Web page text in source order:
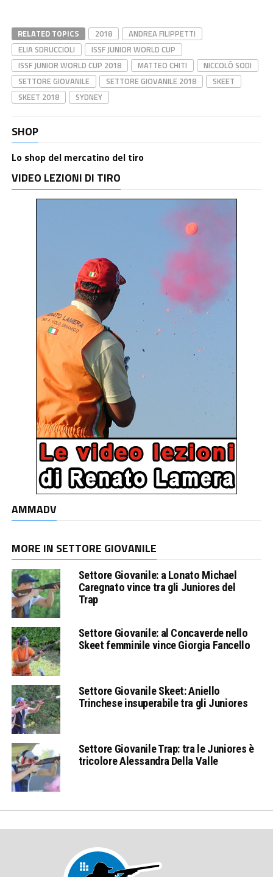
RELATED TOPICS 2018
ANDREA FILIPPETTI
ELIA SDRUCCIOLI
ISSF JUNIOR WORLD CUP
ISSF JUNIOR WORLD CUP 2018
MATTEO CHITI
NICCOLÒ SODI
SETTORE GIOVANILE
SETTORE GIOVANILE 2018
SKEET
SKEET 2018
SYDNEY
SHOP
Lo shop del mercatino del tiro
VIDEO LEZIONI DI TIRO
AMMADV
MORE IN SETTORE GIOVANILE
Settore Giovanile: a Lonato Michael
Caregnato vince tra gli Juniores del
Trap
Settore Giovanile: al Concaverde nello
Skeet femminile vince Giorgia Fancello
Settore Giovanile Skeet: Aniello
Trinchese insuperabile tra gli Juniores
Settore Giovanile Trap: tra le Juniores è
tricolore Alessandra Della Valle